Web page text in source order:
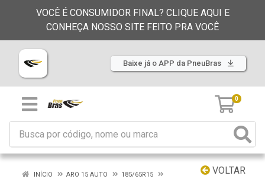
VOCÊ É CONSUMIDOR FINAL? CLIQUE AQUI E
CONHEÇA NOSSO SITE FEITO PRA VOCÊ
Baixe já o APP da PneuBras
0
VOLTAR
INÍCIO ARO 15 AUTO
185/65R15